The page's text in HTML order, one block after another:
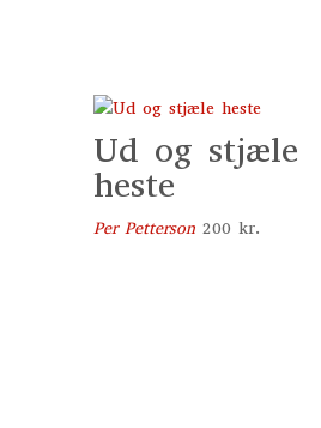
Ud og stjæle
heste
Per Petterson 200 kr.